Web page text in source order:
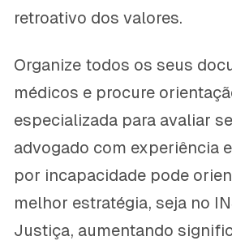
retroativo dos valores.
Organize todos os seus
médicos e procure
especializada para avaliar
advogado com experiência
por incapacidade pode
melhor estratégia, seja no
Justiça, aumentando